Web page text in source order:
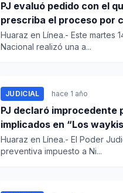
PJ evaluó pedido con el
prescriba el proceso por
Huaraz en Línea.- Este martes
Nacional realizó una a...
JUDICIAL hace 1 año
PJ declaró
implicados en “Los
Huaraz en Línea.- El Poder
preventiva impuesto a Ni...